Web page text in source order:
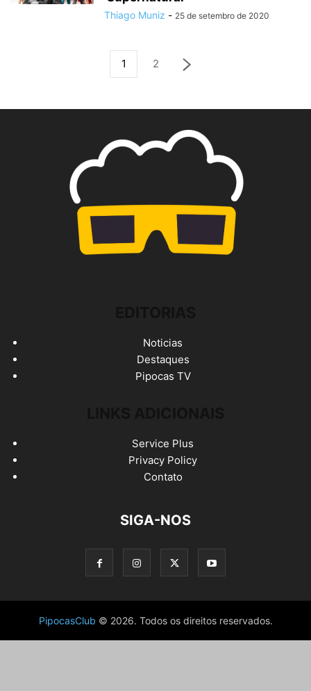
Thiago Muniz - 25 de setembro de 2020
1 2
Noticias
Destaques
Pipocas TV
Service Plus
Privacy Policy
Contato
SIGA-NOS
PipocasClub © 2026. Todos os direitos reservados.